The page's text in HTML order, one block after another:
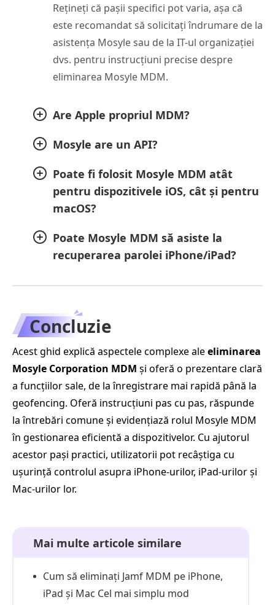
Rețineți că pașii specifici pot varia, așa că
este recomandat să solicitați îndrumare de la
asistența Mosyle sau de la IT-ul organizației
dvs. pentru instrucțiuni precise despre
eliminarea Mosyle MDM.
Are Apple propriul MDM?
Mosyle are un API?
Poate fi folosit Mosyle MDM atât
pentru dispozitivele iOS, cât și pentru
macOS?
Poate Mosyle MDM să asiste la
recuperarea parolei iPhone/iPad?
Concluzie
Acest ghid explică aspectele complexe aleeliminarea
Mosyle Corporation MDM și oferă o prezentare clară
a funcțiilor sale, de la înregistrare mai rapidă până la
geofencing. Oferă instrucțiuni pas cu pas, răspunde
la întrebări comune și evidențiază rolul Mosyle MDM
în gestionarea eficientă a dispozitivelor. Cu ajutorul
acestor pași practici, utilizatorii pot recâștiga cu
ușurință controlul asupra iPhone-urilor, iPad-urilor și
Mac-urilor lor.
Mai multe articole similare
Cum să eliminați Jamf MDM pe iPhone,
iPad și Mac Cel mai simplu mod